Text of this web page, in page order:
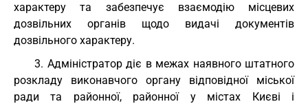
характеру та забезпечує взаємодію місцевих
дозвільних органів щодо видачі документів
дозвільного характеру.
3. Адміністратор діє в межах наявного штатного
розкладу виконавчого органу відповідної міської
ради та районної, районної у містах Києві і